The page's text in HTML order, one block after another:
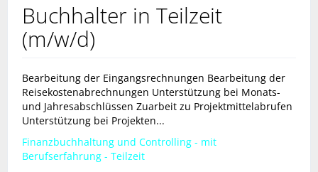
Buchhalter in Teilzeit
(m/w/d)
Bearbeitung der Eingangsrechnungen Bearbeitung der
Reisekostenabrechnungen Unterstützung bei Monats-
und Jahresabschlüssen Zuarbeit zu Projektmittelabrufen
Unterstützung bei Projekten...
Finanzbuchhaltung und Controlling - mit
Berufserfahrung - Teilzeit